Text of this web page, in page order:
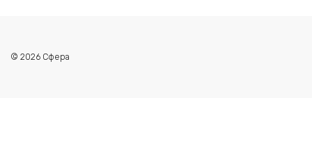
© 2026 Сфера